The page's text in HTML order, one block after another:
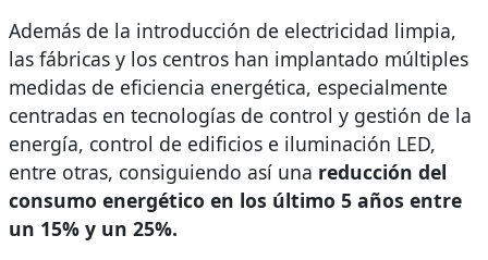
Además de la introducción de electricidad limpia,
las fábricas y los centros han implantado múltiples
medidas de eficiencia energética, especialmente
centradas en tecnologías de control y gestión de la
energía, control de edificios e iluminación LED,
entre otras, consiguiendo así una reducción del
consumo energético en los último 5 años entre
un 15% y un 25%.